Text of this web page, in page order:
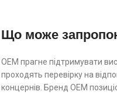
Що може
ОЕМ прагне підтримувати
проходять перевірку на
концернів. Бренд ОЕМ